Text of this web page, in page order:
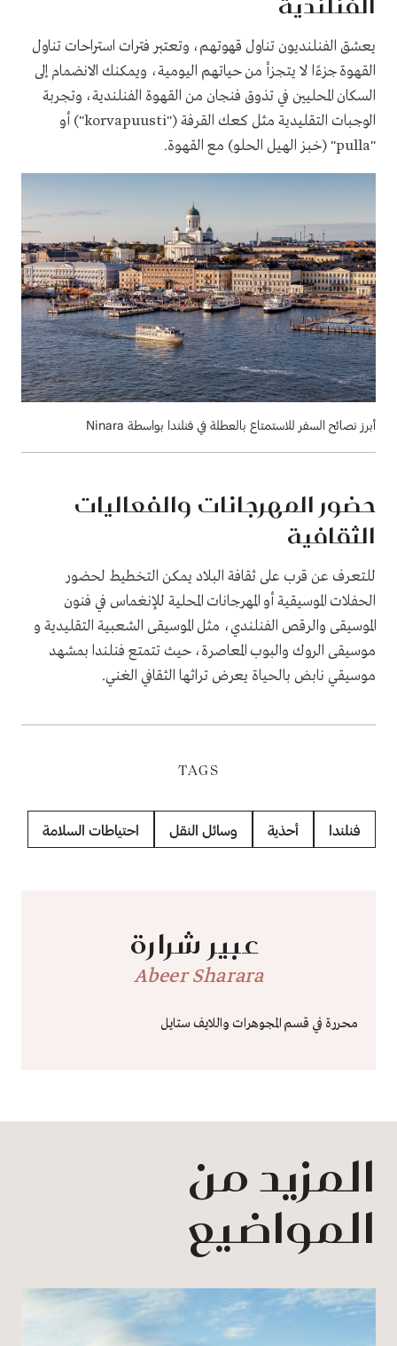
يعشق الفنلنديون تناول قهوتهم، وتعتبر فترات استراحات تناول
القهوة جزءًا لا يتجزأ من حياتهم اليومية، ويمكنك الانضمام إلى
السكان المحليين في تذوق فنجان من القهوة الفنلندية، وتجربة
الوجبات التقليدية مثل كعك القرفة ("korvapuusti") أو
"pulla" (خبز الهيل الحلو) مع القهوة.
أبرز نصائح السفر للاستمتاع بالعطلة في فنلندا بواسطة Ninara
حضور المهرجانات والفعاليات
الثقافية
للتعرف عن قرب على ثقافة البلاد يمكن التخطيط لحضور
الحفلات الموسيقية أو المهرجانات المحلية للإنغماس في فنون
الموسيقى والرقص الفنلندي، مثل الموسيقى الشعبية التقليدية و
موسيقى الروك والبوب ​​المعاصرة، حيث تتمتع فنلندا بمشهد
موسيقي نابض بالحياة يعرض تراثها الثقافي الغني.
TAGS
فنلندا أحذية وسائل النقل احتياطات السلامة
عبير شرارة
Abeer Sharara
محررة في قسم المجوهرات واللايف ستايل
المزيد من
المواضيع